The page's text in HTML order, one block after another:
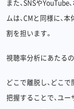
また、SNSや
ムは、CMと同様に、
割を担います。
視聴率分析にあたるの
どこで離脱し、どこ
把握することで、ユ